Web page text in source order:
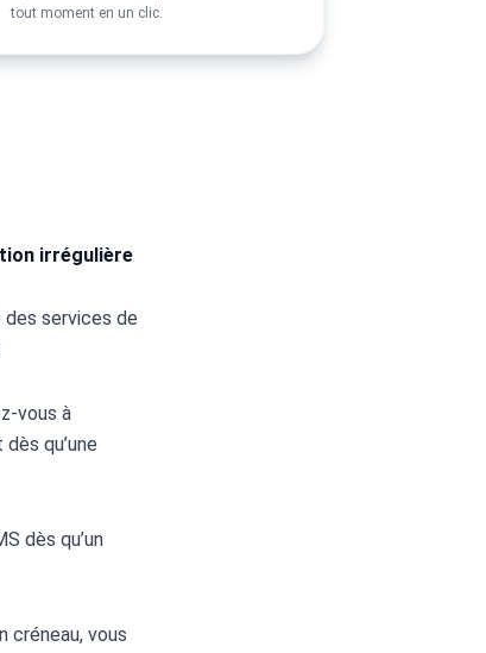
tout moment en un clic.
irrégulière
des services de
vous à
qu’une
dès qu’un
créneau, vous